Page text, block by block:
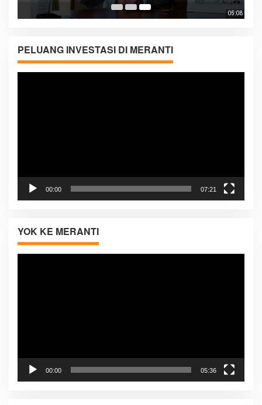
05:08
PELUANG INVESTASI DI MERANTI
00:00 07:21
YOK KE MERANTI
Pemutar
00:00 05:36